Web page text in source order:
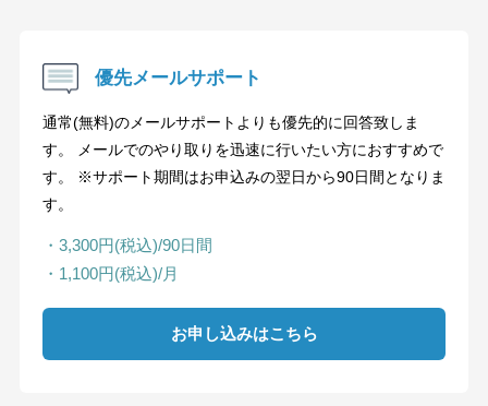
優先メールサポート
通常(無料)のメールサポートよりも優先的に回答致しま
す。 メールでのやり取りを迅速に行いたい方におすすめで
す。 ※サポート期間はお申込みの翌日から90日間となりま
す。
・3,300円(税込)/90日間
・1,100円(税込)/月
お申し込みはこちら